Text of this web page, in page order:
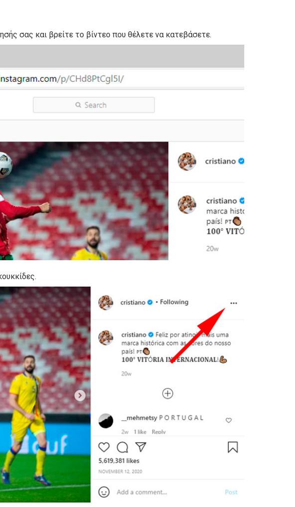
σας και βρείτε το βίντεο που θέλετε να κατεβάσετε.